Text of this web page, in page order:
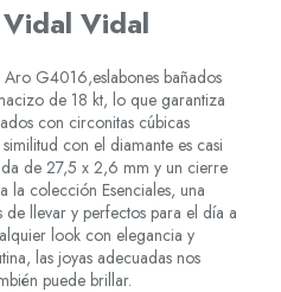
Vidal
Aro G4016,eslabones bañados
de 18 kt, lo que garantiza
con circonitas cúbicas
con el diamante es casi
de 27,5 x 2,6 mm y un cierre
la colección Esenciales, una
llevar y perfectos para el día a
look con elegancia y
las joyas adecuadas nos
puede brillar.